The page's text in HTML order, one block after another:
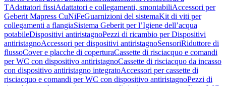
TAdattatori fissiAdattatori e collegamenti, smontabiliAccessori per
Geberit Mapress CuNiFeGuarnizioni del sistemaKit di viti per
collegamenti a flangiaSistema Geberit per l’Igiene dell’acqua
potabileDispositivi antiristagnoPezzi di ricambio per Dispositivi
antiristagnoAccessori per dispositivi antiristagnoSensoriRiduttore di
flussoCover e placche di coperturaCassette di risciacquo e comandi
per WC con dispositivo antiristagnoCassette di risciacquo da incasso
con dispositivo antiristagno integratoAccessori per cassette di
risciacquo e comandi per WC con dispositivo antiristagnoPezzi di